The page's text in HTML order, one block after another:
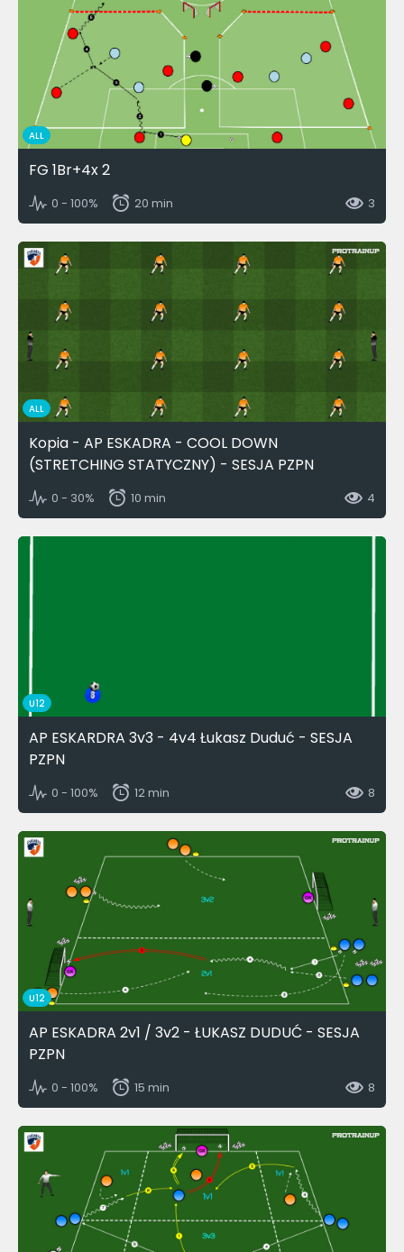
ALL
FG 1Br+4x 2
0 - 100% 20 min 3
ALL
Kopia - AP ESKADRA - COOL DOWN
(STRETCHING STATYCZNY) - SESJA PZPN
0 - 30% 10 min 4
U12
AP ESKARDRA 3v3 - 4v4 Łukasz Duduć - SESJA
PZPN
0 - 100% 12 min 8
U12
AP ESKADRA 2v1 / 3v2 - ŁUKASZ DUDUĆ - SESJA
PZPN
0 - 100% 15 min 8